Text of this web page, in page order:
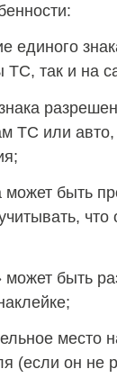
единого
ТС, так и на
ТС или
может быть
быть
место
(если он не